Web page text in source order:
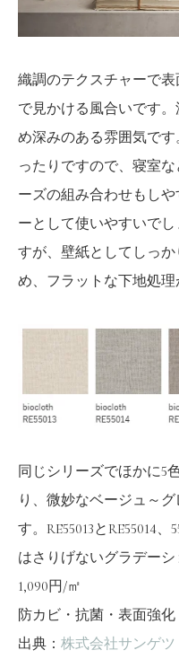
織調のテクスチャーで
で見かける風合いです
め深みのある雰囲気で
ったりですので、寝室
ーズの組み合わせもし
ーとして使いやすいで
すが、壁紙としてしっ
め、フラットな下地処理
同じシリーズでほかに5
り、微妙なベージュ～
す。RE55013とRE55014
はさりげないグラデーシ
1,090円/㎡
防カビ・抗菌・表面強
出典： 株式会社サンゲツ